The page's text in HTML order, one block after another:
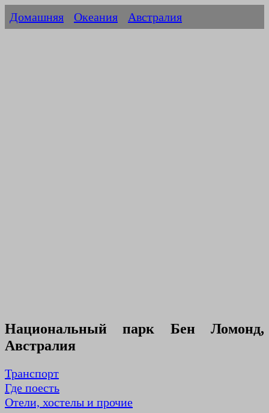
Домашняя Океания Австралия
Национальный парк Бен Ломонд,
Австралия
Транспорт
Где поесть
Отели, хостелы и прочие